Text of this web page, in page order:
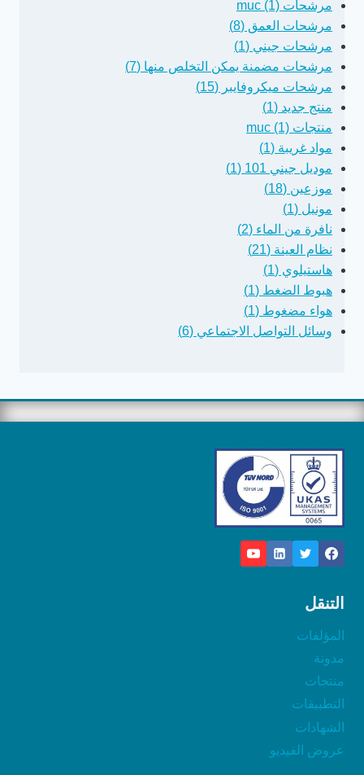
مرشحات muc (1)
مرشحات العمق (8)
مرشحات جيني (1)
مرشحات مضمنة يمكن التخلص منها (7)
مرشحات ميكروفايبر (15)
منتج جديد (1)
منتجات muc (1)
مواد غريبة (1)
موديل جيني 101 (1)
موزعين (18)
مونيل (1)
نافرة من الماء (2)
نظام العينة (21)
هاستيلوي (1)
هبوط الضغط (1)
هواء مضغوط (1)
وسائل التواصل الاجتماعي (6)
التنقل
المؤلفات
مدونة
منتجات
التطبيقات
الشهادات
عروض الفيديو